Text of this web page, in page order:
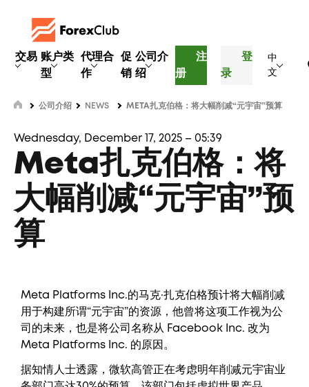
交易 账户类
型
代理合
作
促
销
公司介
绍
注
册
登
录
中
文
公司介绍 NEWS META扎克伯格：将大幅削减“元宇宙”预算
Wednesday, December 17, 2025 – 05:39
Meta扎克伯格：将
大幅削减“元宇宙”预
算
Meta Platforms Inc.的马克·扎克伯格预计将大幅削减
用于构建所谓“元宇宙”的资源，他曾将这项工作视为公
司的未来，也是将公司名称从 Facebook Inc. 改为
Meta Platforms Inc. 的原因。
据知情人士透露，微软高管正在考虑明年削减元宇宙业